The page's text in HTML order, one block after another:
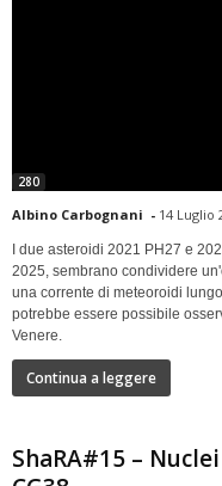
280
Albino Carbognani - 14 Luglio
I due asteroidi 2021 PH27 e
2025, sembrano condividere
una corrente di meteoroidi
potrebbe essere possibile
Venere.
Continua a leggere
ShaRA#15 –